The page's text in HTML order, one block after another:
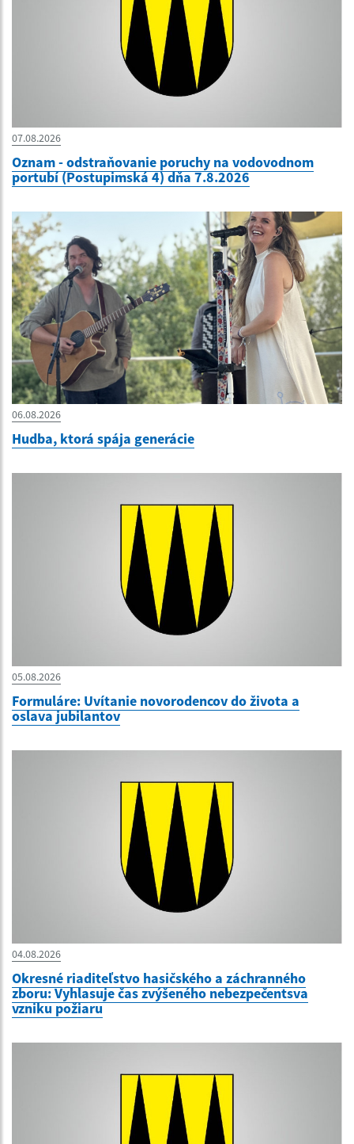
07.08.2026
Oznam - odstraňovanie poruchy na vodovodnom
portubí (Postupimská 4) dňa 7.8.2026
06.08.2026
Hudba, ktorá spája generácie
05.08.2026
Formuláre: Uvítanie novorodencov do života a
oslava jubilantov
04.08.2026
Okresné riaditeľstvo hasičského a záchranného
zboru: Vyhlasuje čas zvýšeného nebezpečentsva
vzniku požiaru